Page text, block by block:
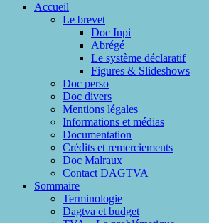
Accueil
Le brevet
Doc Inpi
Abrégé
Le système déclaratif
Figures & Slideshows
Doc perso
Doc divers
Mentions légales
Informations et médias
Documentation
Crédits et remerciements
Doc Malraux
Contact DAGTVA
Sommaire
Terminologie
Dagtva et budget